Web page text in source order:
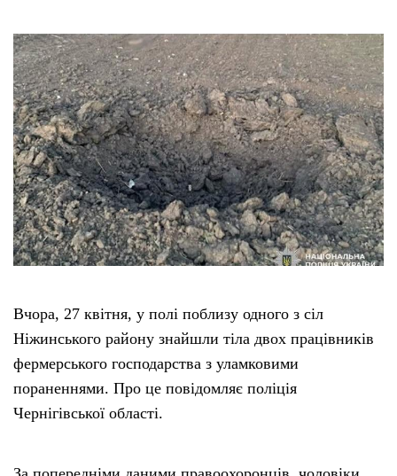
Вчора, 27 квітня, у полі поблизу одного з сіл
Ніжинського району знайшли тіла двох працівників
фермерського господарства з уламковими
пораненнями. Про це повідомляє поліція
Чернігівської області.